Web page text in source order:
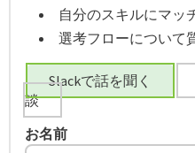
自分のスキルにマッ
選考フローについて
Slackで話を聞く
談
お名前